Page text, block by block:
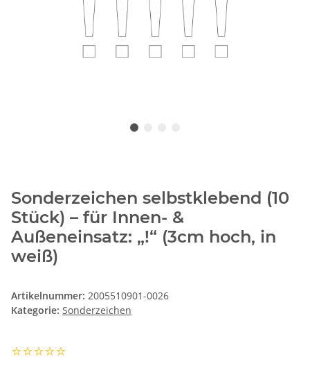
Sonderzeichen selbstklebend (10
Stück) – für Innen- &
Außeneinsatz: „!“ (3cm hoch, in
weiß)
Artikelnummer: 2005510901-0026
Kategorie: Sonderzeichen
⭐️⭐️⭐️⭐️⭐️